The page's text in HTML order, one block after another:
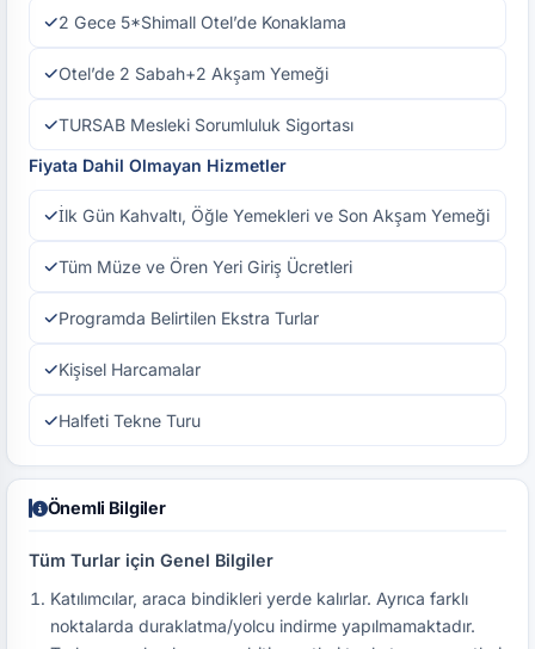
2 Gece 5*Shimall Otel’de Konaklama
Otel’de 2 Sabah+2 Akşam Yemeği
TURSAB Mesleki Sorumluluk Sigortası
Fiyata Dahil Olmayan Hizmetler
İlk Gün Kahvaltı, Öğle Yemekleri ve Son Akşam Yemeği
Tüm Müze ve Ören Yeri Giriş Ücretleri
Programda Belirtilen Ekstra Turlar
Kişisel Harcamalar
Halfeti Tekne Turu
Önemli Bilgiler
Tüm Turlar için Genel Bilgiler
Katılımcılar, araca bindikleri yerde kalırlar. Ayrıca farklı
noktalarda duraklatma/yolcu indirme yapılmamaktadır.